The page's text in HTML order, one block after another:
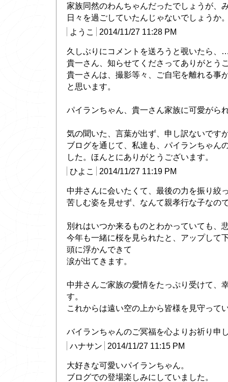
家族同然のわんちゃんだったでしょうが、
日々を過ごしていたんじゃないでしょうか
ようこ
2014/11/27 11:28 PM
久しぶりにコメントを送ろうと覗いたら、
貴一さん、知らせてくださってありがとう
貴一さんは、撮影等々、ご自宅を離れる事
と思います。
パイランちゃん、貴一さん家族に可愛がら
気の聞いた、言葉が出ず、申し訳ないです
ブログを通じて、私達も、パイランちゃん
した。ほんとにありがとうございます。
ひよこ
2014/11/27 11:19 PM
中井さんに会いたくて、最後の力を振り絞
苦しむ姿を見せず、なんて親孝行な子なの
別れはいつか来るものとわかっていても、
今年も一緒に桜を見られたと、アップして
頭に浮かんできて
涙が出てきます。
中井さんご家族の愛情をたっぷり受けて、
す。
これからは遠い空の上から皆様を見守って
バイランちゃんのご冥福を心よりお祈り申
ハナサン
2014/11/27 11:15 PM
大好きな可愛いパイランちゃん。
ブログでの登場楽しみにしていました。